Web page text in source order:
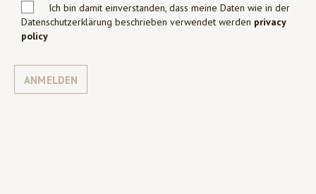
Ich bin damit einverstanden, dass meine Daten wie in der
Datenschutzerklärung beschrieben verwendet werden privacy
policy
ANMELDEN